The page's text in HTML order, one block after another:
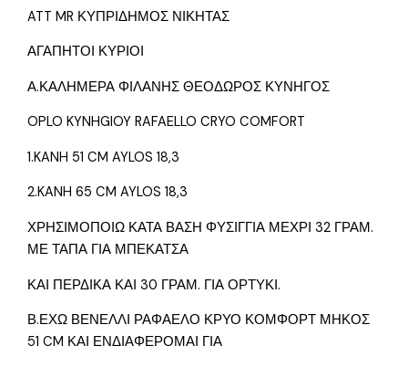
ATT MR ΚΥΠΡΙΔΗΜΟΣ ΝΙΚΗΤΑΣ
ΑΓΑΠΗΤΟΙ ΚΥΡΙΟΙ
Α.ΚΑΛΗΜΕΡΑ ΦΙΛΑΝΗΣ ΘΕΟΔΩΡΟΣ ΚΥΝΗΓΟΣ
OPLO KYNHGIOY RAFAELLO CRYO COMFORT
1.KANH 51 CM AYLOS 18,3
2.KANH 65 CM AYLOS 18,3
ΧΡΗΣΙΜΟΠΟΙΩ ΚΑΤΑ ΒΑΣΗ ΦΥΣΙΓΓΙΑ ΜΕΧΡΙ 32 ΓΡΑΜ.
ΜΕ ΤΑΠΑ ΓΙΑ ΜΠΕΚΑΤΣΑ
ΚΑΙ ΠΕΡΔΙΚΑ ΚΑΙ 30 ΓΡΑΜ. ΓΙΑ ΟΡΤΥΚΙ.
Β.ΕΧΩ ΒΕΝΕΛΛΙ ΡΑΦΑΕΛΟ ΚΡΥΟ ΚΟΜΦΟΡΤ ΜΗΚΟΣ
51 CM ΚΑΙ ΕΝΔΙΑΦΕΡΟΜΑΙ ΓΙΑ